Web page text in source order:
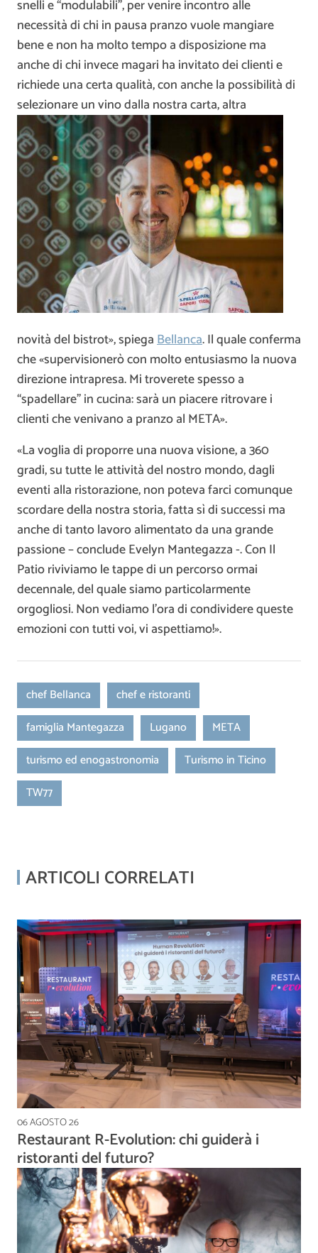
snelli e “modulabili”, per venire incontro alle
necessità di chi in pausa pranzo vuole mangiare
bene e non ha molto tempo a disposizione ma
anche di chi invece magari ha invitato dei clienti e
richiede una certa qualità, con anche la possibilità di
selezionare un vino dalla nostra carta, altra
novità del bistrot», spiegaBellanca. Il quale conferma
che «supervisionerò con molto entusiasmo la nuova
direzione intrapresa. Mi troverete spesso a
“spadellare” in cucina: sarà un piacere ritrovare i
clienti che venivano a pranzo al META».
«La voglia di proporre una nuova visione, a 360
gradi, su tutte le attività del nostro mondo, dagli
eventi alla ristorazione, non poteva farci comunque
scordare della nostra storia, fatta sì di successi ma
anche di tanto lavoro alimentato da una grande
passione – conclude Evelyn Mantegazza -. Con Il
Patio riviviamo le tappe di un percorso ormai
decennale, del quale siamo particolarmente
orgogliosi. Non vediamo l’ora di condividere queste
emozioni con tutti voi, vi aspettiamo!».
chef Bellanca
chef e ristoranti
famiglia Mantegazza
Lugano
META
turismo ed enogastronomia
Turismo in Ticino
TW77
ARTICOLI CORRELATI
06 AGOSTO 26
Restaurant R-Evolution: chi guiderà i
ristoranti del futuro?